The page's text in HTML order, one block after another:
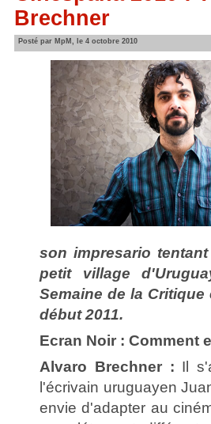
Brechner
Posté par MpM, le 4 octobre 2010
son impresario
petit village
Semaine de la
début 2011.
Ecran Noir : Comment
Alvaro Brechner : Il
l'écrivain uruguayen
envie d'adapter au